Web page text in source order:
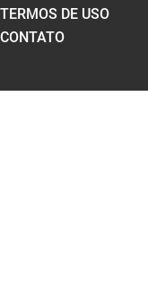
TERMOS DE USO
CONTATO